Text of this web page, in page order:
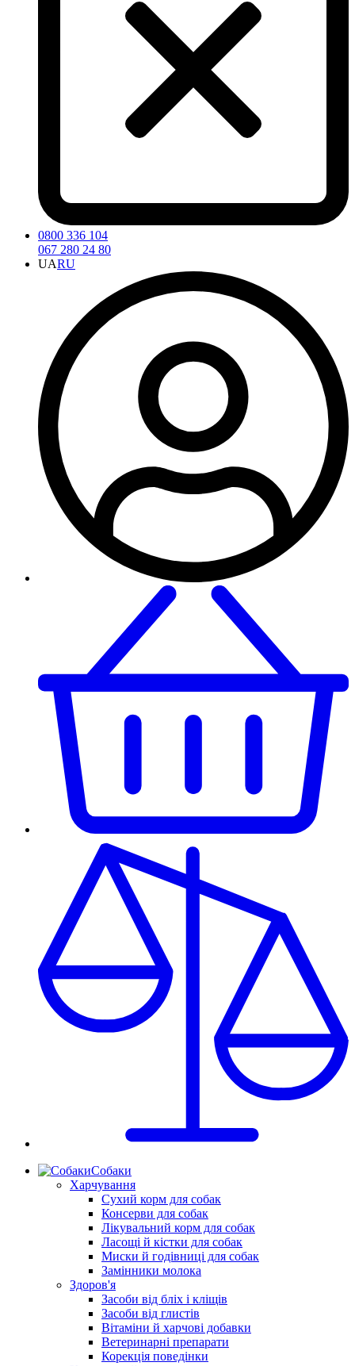
0800 336 104
067 280 24 80
UARU
Собаки
Харчування
Сухий корм для собак
Консерви для собак
Лікувальний корм для собак
Ласощі й кістки для собак
Миски й годівниці для собак
Замінники молока
Здоров'я
Засоби від бліх і кліщів
Засоби від глистів
Вітаміни й харчові добавки
Ветеринарні препарати
Корекція поведінки